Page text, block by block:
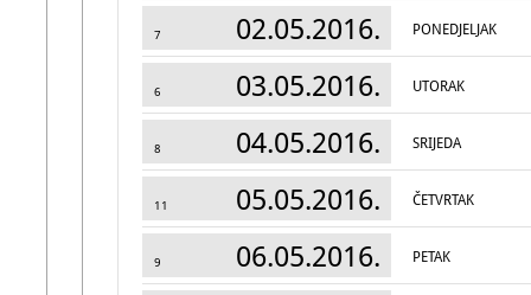
7 02.05.2016. PONEDJELJAK
6 03.05.2016. UTORAK
8 04.05.2016. SRIJEDA
11 05.05.2016. ČETVRTAK
9 06.05.2016. PETAK